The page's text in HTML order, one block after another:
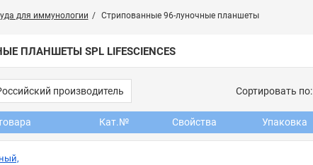
для иммунологии Стрипованные 96-луночные планшеты
ПЛАНШЕТЫ SPL LIFESCIENCES
производитель Сортировать по:
Кат.№ Свойства Упаковка